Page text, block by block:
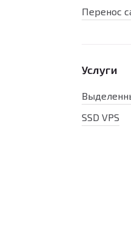
Перенос
Услуги
SSD VPS